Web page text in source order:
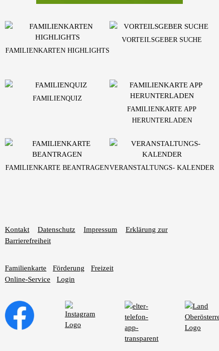
Kontakt Datenschutz Impressum
Erklärung zur
Barrierefreiheit
Familienkarte Förderung
Freizeit
Online-Service
Login
FAMILIENKARTEN HIGHLIGHTS
VORTEILSGEBER SUCHE
FAMILIENQUIZ
FAMILIENKARTE APP
HERUNTERLADEN
FAMILIENKARTE BEANTRAGENVERANSTALTUNGS- KALENDER